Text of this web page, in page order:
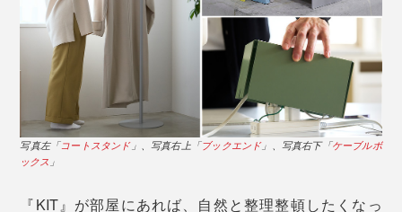
写真左「コートスタンド」、写真右上「ブックエンド」、写真右下「ケーブルボ
ックス 」
『KIT』が部屋にあれば、自然と整理整頓したくなっ